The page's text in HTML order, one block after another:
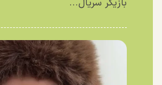
بازیگر سریال...